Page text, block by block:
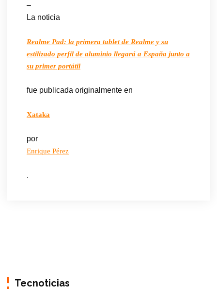
–
La noticia
Realme Pad: la primera tablet de Realme y su
estilizado perfil de aluminio llegará a España junto a
su primer portátil
fue publicada originalmente en
Xataka
por
Enrique Pérez
.
Tecnoticias